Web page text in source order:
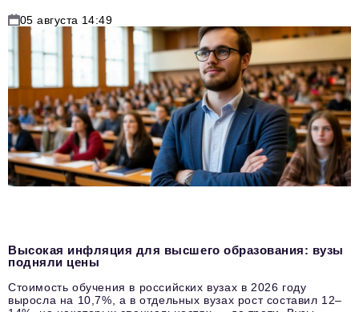
05 августа 14:49
Высокая инфляция для высшего образования: вузы
подняли цены
Стоимость обучения в российских вузах в 2026 году
выросла на 10,7%, а в отдельных вузах рост составил 12–